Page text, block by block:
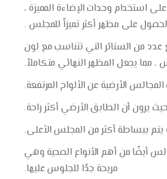
استخدام وحدات الإضاءة المميزة ،
على مظهر أكثر تميزاً للمجلس .
من الستائر التي تتناسب مع لون
، مما يجعل المظهر النهائي متكاملاً.
الأرضية عن الألواح المرتفعة.
حيث يرون أن الطابق الأرضي أكثر راحة.
يتم ببساطة أكثر من المجلس الأعلى.
أيضًا من أهم الأنواع الصحية وهي
مريحة جدًا للجلوس عليها.